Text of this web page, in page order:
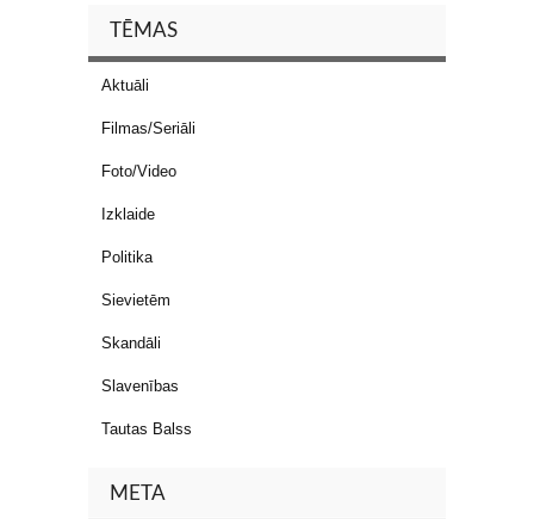
TĒMAS
Aktuāli
Filmas/Seriāli
Foto/Video
Izklaide
Politika
Sievietēm
Skandāli
Slavenības
Tautas Balss
META